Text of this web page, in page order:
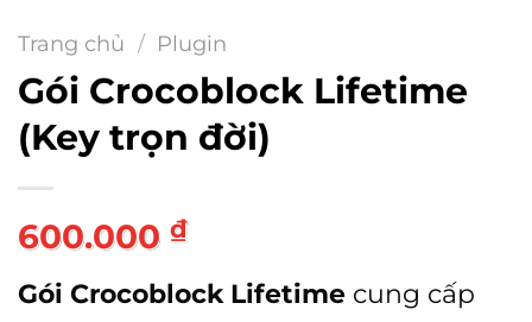
Trang chủ / Plugin
Gói Crocoblock Lifetime
(Key trọn đời)
600.000 ₫
Gói Crocoblock Lifetime cung cấp